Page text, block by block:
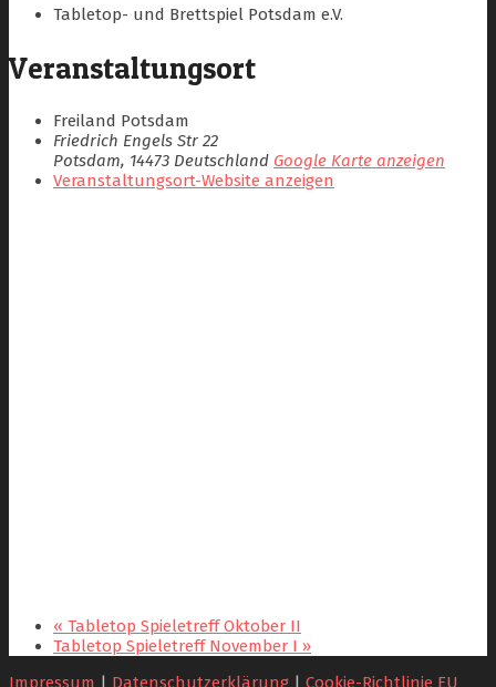
Tabletop- und Brettspiel Potsdam e.V.
Veranstaltungsort
Freiland Potsdam
Friedrich Engels Str 22
Potsdam, 14473 Deutschland Google Karte anzeigen
Veranstaltungsort-Website anzeigen
« Tabletop Spieletreff Oktober II
Tabletop Spieletreff November I »
Impressum | Datenschutzerklärung | Cookie-Richtlinie EU